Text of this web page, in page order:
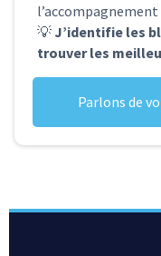
💡 J’identifie les
trouver les
Parlons de